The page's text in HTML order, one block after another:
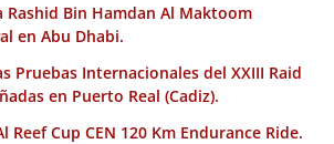
Rashid Bin Hamdan Al Maktoom
en Abu Dhabi.
Pruebas Internacionales del XXIII Raid
en Puerto Real (Cadiz).
Reef Cup CEN 120 Km Endurance Ride.